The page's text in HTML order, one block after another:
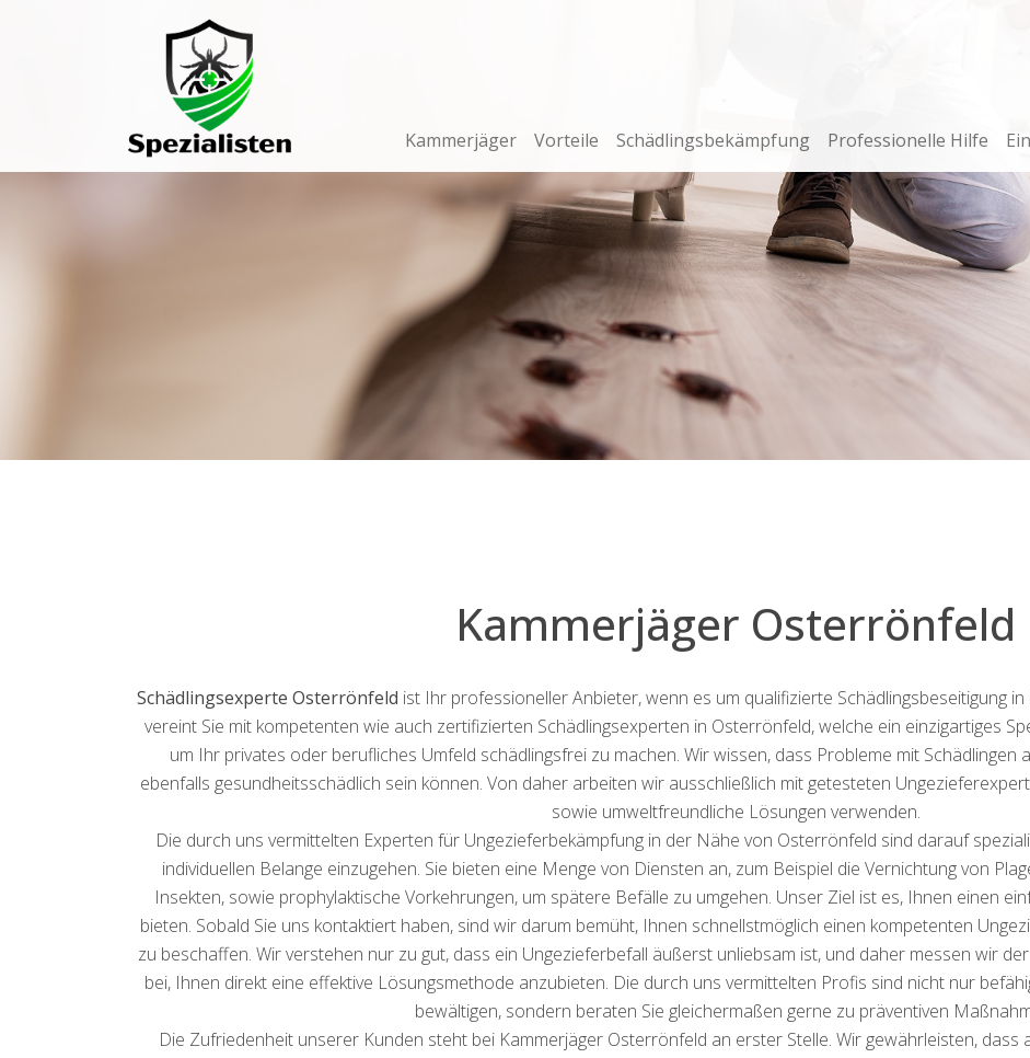
Navigation
Kammerjäger Vorteile Schädlingsbekämpfung Professionelle Hilfe
Kammerjäger Osterrönfeld
Schädlingsexperte Osterrönfeld ist Ihr professioneller Anbieter, wenn es um qualifizierte Schädlingsbeseitigung
vereint Sie mit kompetenten wie auch zertifizierten Schädlingsexperten in Osterrönfeld, welche ein einzigartiges
um Ihr privates oder berufliches Umfeld schädlingsfrei zu machen. Wir wissen, dass Probleme mit Schädlingen
ebenfalls gesundheitsschädlich sein können. Von daher arbeiten wir ausschließlich mit getesteten
sowie umweltfreundliche Lösungen verwenden.
Die durch uns vermittelten Experten für Ungezieferbekämpfung in der Nähe von Osterrönfeld sind darauf
individuellen Belange einzugehen. Sie bieten eine Menge von Diensten an, zum Beispiel die Vernichtung von
Insekten, sowie prophylaktische Vorkehrungen, um spätere Befälle zu umgehen. Unser Ziel ist es, Ihnen einen
bieten. Sobald Sie uns kontaktiert haben, sind wir darum bemüht, Ihnen schnellstmöglich einen kompetenten
zu beschaffen. Wir verstehen nur zu gut, dass ein Ungezieferbefall äußerst unliebsam ist, und daher messen wir
bei, Ihnen direkt eine effektive Lösungsmethode anzubieten. Die durch uns vermittelten Profis sind nicht nur
bewältigen, sondern beraten Sie gleichermaßen gerne zu präventiven
Die Zufriedenheit unserer Kunden steht bei Kammerjäger Osterrönfeld an erster Stelle. Wir gewährleisten,